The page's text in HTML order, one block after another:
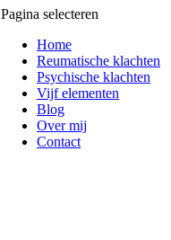
Pagina selecteren
Home
Reumatische klachten
Psychische klachten
Vijf elementen
Blog
Over mij
Contact